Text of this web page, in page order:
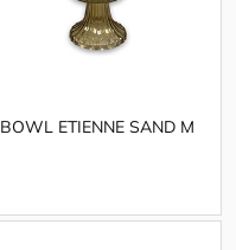
BOWL ETIENNE SAND M